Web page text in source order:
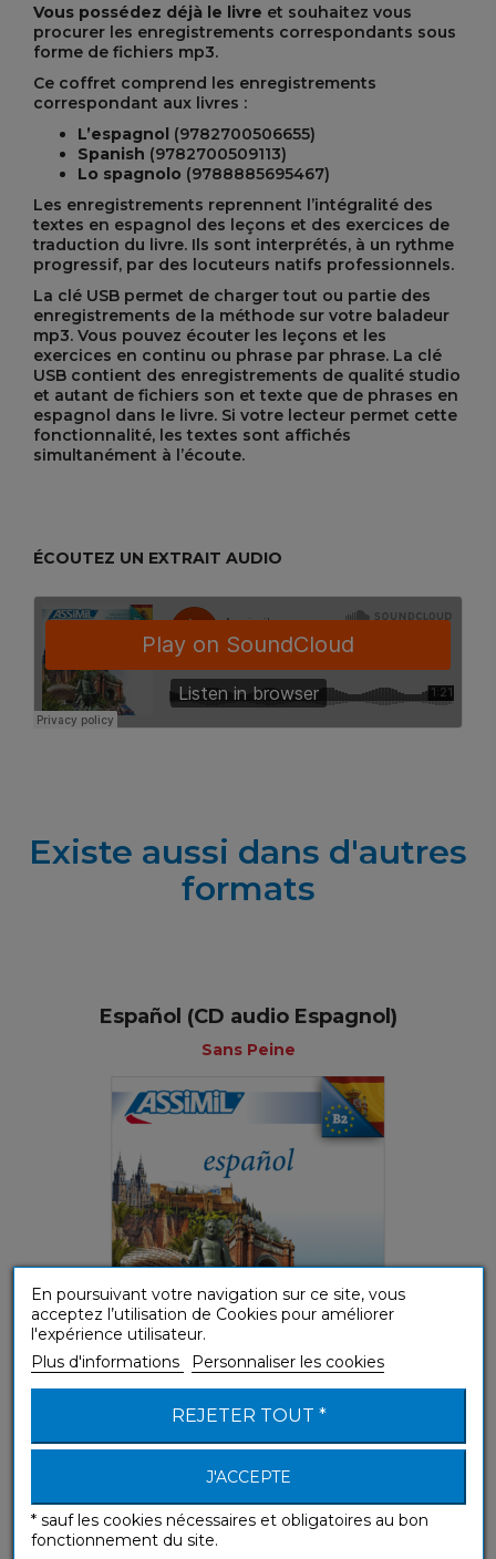
Vous possédez déjà le livre et souhaitez vous
procurer les enregistrements correspondants sous
forme de fichiers mp3.
Ce coffret comprend les enregistrements
correspondant aux livres :
L’espagnol (9782700506655)
Spanish (9782700509113)
Lo spagnolo (9788885695467)
Les enregistrements reprennent l’intégralité des
textes en espagnol des leçons et des exercices de
traduction du livre. Ils sont interprétés, à un rythme
progressif, par des locuteurs natifs professionnels.
La clé USB permet de charger tout ou partie des
enregistrements de la méthode sur votre baladeur
mp3. Vous pouvez écouter les leçons et les
exercices en continu ou phrase par phrase. La clé
USB contient des enregistrements de qualité studio
et autant de fichiers son et texte que de phrases en
espagnol dans le livre. Si votre lecteur permet cette
fonctionnalité, les textes sont affichés
simultanément à l’écoute.
ÉCOUTEZ UN EXTRAIT AUDIO
Existe aussi dans d'autres
formats
Español (CD audio Espagnol)
Sans Peine
(A1-A2) Débutant ou Faux-débutant
En poursuivant votre navigation sur ce site, vous
acceptez l’utilisation de Cookies pour améliorer
l'expérience utilisateur.
Plus d'informations
Personnaliser les cookies
REJETER TOUT *
J'ACCEPTE
* sauf les cookies nécessaires et obligatoires au bon
fonctionnement du site.